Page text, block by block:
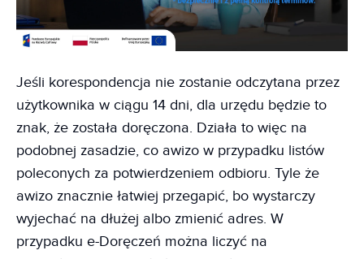
Jeśli korespondencja nie zostanie odczytana przez
użytkownika w ciągu 14 dni, dla urzędu będzie to
znak, że została doręczona. Działa to więc na
podobnej zasadzie, co awizo w przypadku listów
poleconych za potwierdzeniem odbioru. Tyle że
awizo znacznie łatwiej przegapić, bo wystarczy
wyjechać na dłużej albo zmienić adres. W
przypadku e-Doręczeń można liczyć na